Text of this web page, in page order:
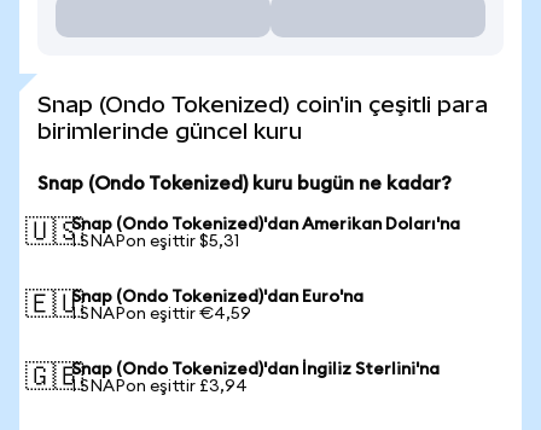
Snap (Ondo Tokenized) coin'in çeşitli para
birimlerinde güncel kuru
Snap (Ondo Tokenized) kuru bugün ne kadar?
🇺🇸Snap (Ondo Tokenized)'dan Amerikan Doları'na
1 SNAPon eşittir $5,31
🇪🇺Snap (Ondo Tokenized)'dan Euro'na
1 SNAPon eşittir €4,59
🇬🇧Snap (Ondo Tokenized)'dan İngiliz Sterlini'na
1 SNAPon eşittir £3,94